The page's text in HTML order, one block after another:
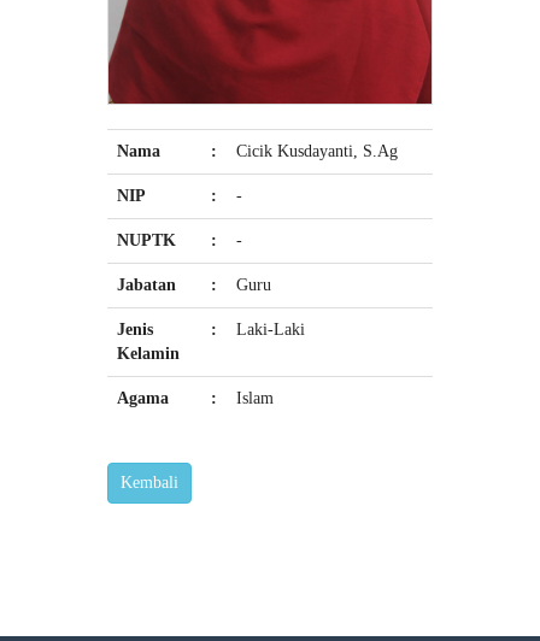
Nama : Cicik Kusdayanti, S.Ag
NIP : -
NUPTK : -
Jabatan : Guru
Jenis
Kelamin
: Laki-Laki
Agama : Islam